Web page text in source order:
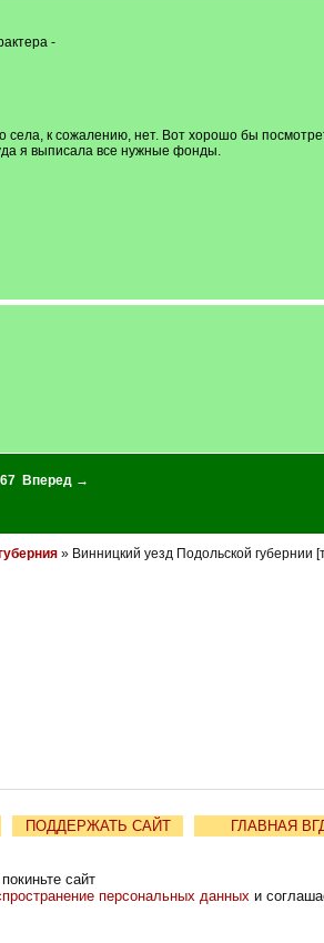
-
к сожалению, нет. Вот хорошо бы
я выписала все нужные фонды.
Вперед →
» Винницкий уезд Подольской губернии
ПОДДЕРЖАТЬ САЙТ
ГЛАВНАЯ
сайт
персональных данных и